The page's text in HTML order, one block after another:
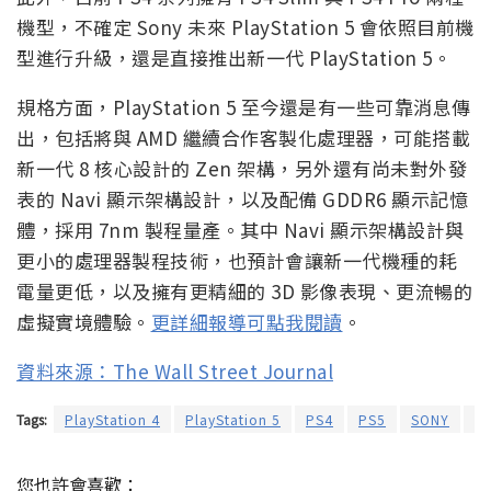
機型，不確定 Sony 未來 PlayStation 5 會依照目前機
型進行升級，還是直接推出新一代 PlayStation 5。
規格方面，PlayStation 5 至今還是有一些可靠消息傳
出，包括將與 AMD 繼續合作客製化處理器，可能搭載
新一代 8 核心設計的 Zen 架構，另外還有尚未對外發
表的 Navi 顯示架構設計，以及配備 GDDR6 顯示記憶
體，採用 7nm 製程量產。其中 Navi 顯示架構設計與
更小的處理器製程技術，也預計會讓新一代機種的耗
電量更低，以及擁有更精細的 3D 影像表現、更流暢的
虛擬實境體驗。 更詳細報導可點我閱讀 。
資料來源：The Wall Street Journal
Tags: PlayStation 4 PlayStation 5 PS4 PS5 SONY
您也許會喜歡：